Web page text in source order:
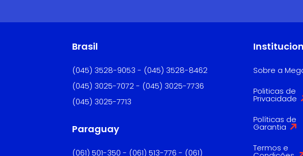
Brasil
(045) 3528-9053 - (045) 3528-8462
(045) 3025-7072 - (045) 3025-7736
(045) 3025-7713
Paraguay
(061) 501-350 - (061) 513-776 - (061)
Sobre a
Politicas de
Privacidade
Políticas de
Garantia
Termos e